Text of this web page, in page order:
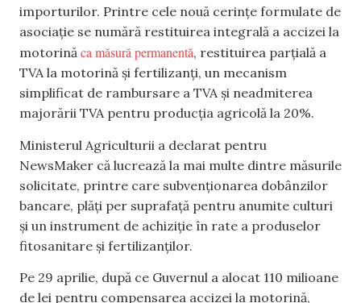
importurilor. Printre cele nouă cerințe formulate de
asociație se numără restituirea integrală a accizei la
motorină ca măsură permanentă, restituirea parțială a
TVA la motorină și fertilizanți, un mecanism
simplificat de rambursare a TVA și neadmiterea
majorării TVA pentru producția agricolă la 20%.
Ministerul Agriculturii a declarat pentru
NewsMaker că lucrează la mai multe dintre măsurile
solicitate, printre care subvenționarea dobânzilor
bancare, plăți per suprafață pentru anumite culturi
și un instrument de achiziție în rate a produselor
fitosanitare și fertilizanților.
Pe 29 aprilie, după ce Guvernul a alocat 110 milioane
de lei pentru compensarea accizei la motorină,